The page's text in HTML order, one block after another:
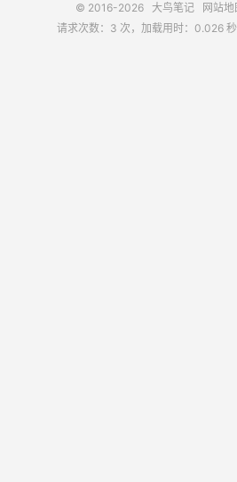
© 2016-2026 大鸟笔记 网站地
请求次数：3 次，加载用时：0.026